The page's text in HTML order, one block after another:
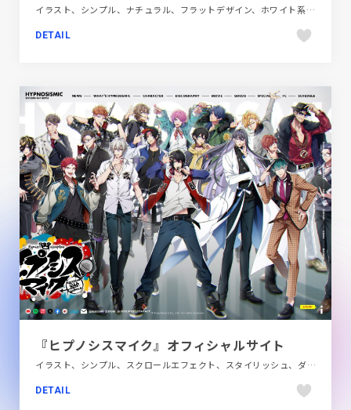
イラスト、シンプル、ナチュラル、フラットデザイン、ホワイト系、施設・店舗サイト、飲食店・グルメ・ウェディング
DETAIL
『ヒプノシスマイク』オフィシャルサイト
イラスト、シンプル、スクロールエフェクト、スタイリッシュ、ダイナミック、テレビ・アニメ・映画・芸能、ブラック系 、ブランド・サービスサイト、ブルー系、モーション多め、レッド系
DETAIL